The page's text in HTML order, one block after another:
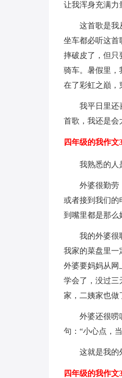
让我浑身充满力
这首歌是我
坐车都必听这首
摔破皮了，但只
骑车。暑假里
在了彩虹之巔，
我平日里还
首歌，我还是
四年级的我作文
我熟悉的人
外婆很勤劳
或者接到我们的
到嘴里都是那么
我的外婆很
我家的菜盘里一
外婆要妈妈从网
学会了，没过三
家，二姨家也做
外婆还很唠
句：“小心点，
这就是我的
四年级的我作文